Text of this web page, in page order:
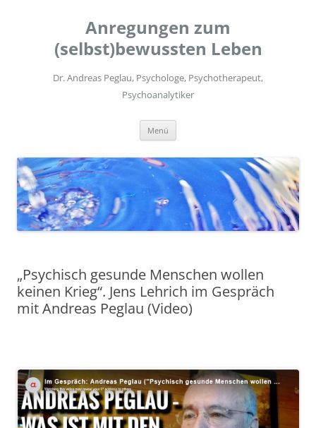
Anregungen zum
(selbst)bewussten Leben
Dr. Andreas Peglau, Psychologe, Psychotherapeut,
Psychoanalytiker
Menü
„Psychisch gesunde Menschen wollen
keinen Krieg“. Jens Lehrich im Gespräch
mit Andreas Peglau (Video)